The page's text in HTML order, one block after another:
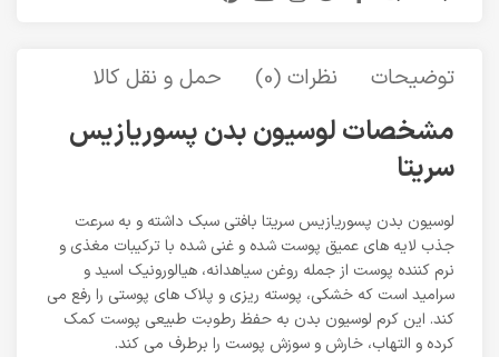
توضیحات نظرات (0) حمل و نقل کالا
مشخصات لوسیون بدن پسوریازیس
سریتا
لوسیون بدن پسوریازیس سریتا بافتی سبک داشته و به سرعت
جذب لایه های عمیق پوست شده و غنی شده با ترکیبات مغذی و
نرم کننده پوست از جمله روغن سیاهدانه، هیالورونیک اسید و
سرامید است که خشکی، پوسته ریزی و پلاک های پوستی را رفع می
کند. این کرم لوسیون بدن به حفظ رطوبت طبیعی پوست کمک
کرده و التهاب، خارش و سوزش پوست را برطرف می کند.